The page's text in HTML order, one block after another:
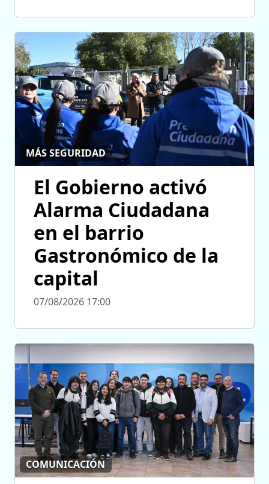
MÁS SEGURIDAD
El Gobierno activó
Alarma Ciudadana
en el barrio
Gastronómico de la
capital
07/08/2026 17:00
COMUNICACIÓN